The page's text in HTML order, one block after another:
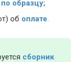
по образцу;
об оплате.
сборник